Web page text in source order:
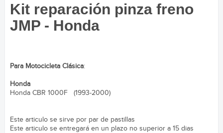
Kit reparación pinza freno
JMP - Honda
Para Motocicleta Clásica:
Honda
Honda CBR 1000F (1993-2000)
Este articulo se sirve por par de pastillas
Este articulo se entregará en un plazo no superior a 15 dias